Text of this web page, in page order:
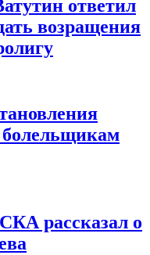
ответил
возращения
болельщикам
рассказал о